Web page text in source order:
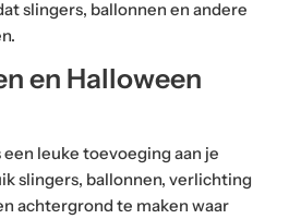
slingers, ballonnen en andere
en Halloween
leuke toevoeging aan je
slingers, ballonnen, verlichting
achtergrond te maken waar